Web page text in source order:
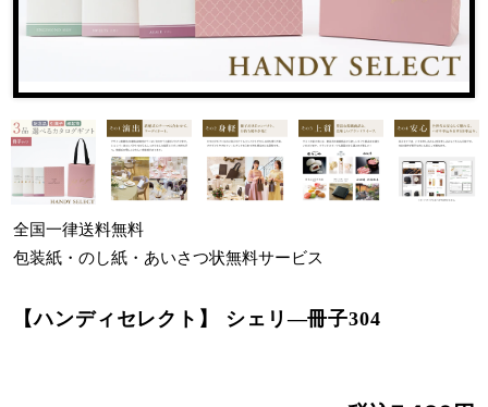
全国一律送料無料
包装紙・のし紙・あいさつ状無料サービス
【ハンディセレクト】 シェリ―冊子304